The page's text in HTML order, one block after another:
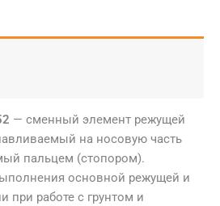
— сменный элемент режущей
на носовую часть
пальцем (стопором).
основной режущей и
при работе с грунтом и